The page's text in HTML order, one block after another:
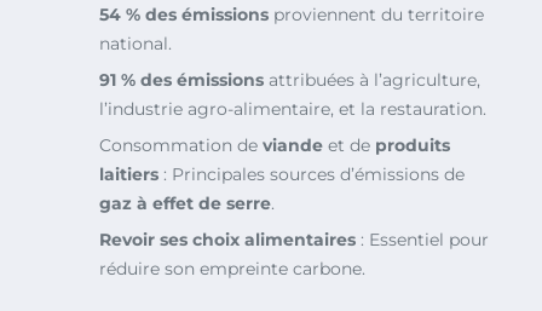
54 % des émissions proviennent du territoire
national.
91 % des émissions attribuées à l’agriculture,
l’industrie agro-alimentaire, et la restauration.
Consommation de viande et de produits
laitiers : Principales sources d’émissions de
gaz à effet de serre.
Revoir ses choix alimentaires : Essentiel pour
réduire son empreinte carbone.